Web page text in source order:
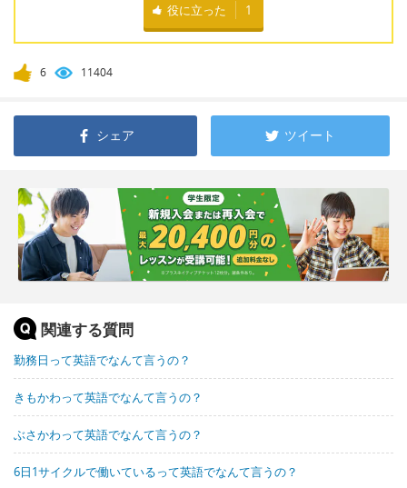
役に立った 1
6 11404
シェア ツイート
関連する質問
勤務日って英語でなんて言うの？
きもかわって英語でなんて言うの？
ぶさかわって英語でなんて言うの？
6日1サイクルで働いているって英語でなんて言うの？